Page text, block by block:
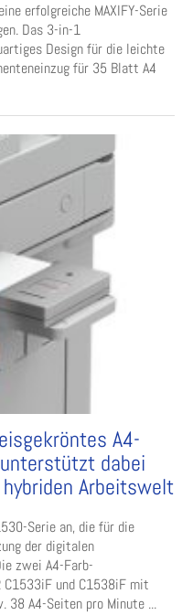
erfolgreiche MAXIFY-Serie
Das 3-in-1
Design für die leichte
für 35 Blatt A4
A4-
dabei
Arbeitswelt
Serie an, die für die
der digitalen
zwei A4-Farb-
C1533iF und C1538iF mit
38 A4-Seiten pro Minute ...